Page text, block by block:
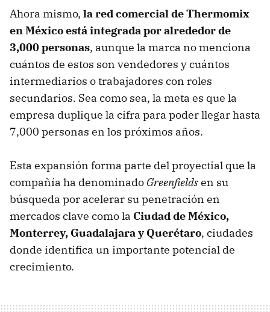
Ahora mismo, la red comercial de Thermomix
en México está integrada por alrededor de
3,000 personas, aunque la marca no menciona
cuántos de estos son vendedores y cuántos
intermediarios o trabajadores con roles
secundarios. Sea como sea, la meta es que la
empresa duplique la cifra para poder llegar hasta
7,000 personas en los próximos años.
Esta expansión forma parte del proyectial que la
compañía ha denominado Greenfieldsen su
búsqueda por acelerar su penetración en
mercados clave como la Ciudad de México,
Monterrey, Guadalajara y Querétaro, ciudades
donde identifica un importante potencial de
crecimiento.